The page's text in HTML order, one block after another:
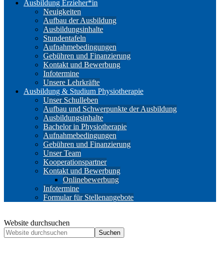
Ausbildung Erzieher*in
Neuigkeiten
Aufbau der Ausbildung
Ausbildungsinhalte
Stundentafeln
Aufnahmebedingungen
Gebühren und Finanzierung
Kontakt und Bewerbung
Infotermine
Unsere Lehrkräfte
Ausbildung & Studium Physiotherapie
Unser Schulleben
Aufbau und Schwerpunkte der Ausbildung
Ausbildungsinhalte
Bachelor in Physiotherapie
Aufnahmebedingungen
Gebühren und Finanzierung
Unser Team
Kooperationspartner
Kontakt und Bewerbung
Onlinebewerbung
Infotermine
Formular für Stellenangebote
Website durchsuchen
Suchen